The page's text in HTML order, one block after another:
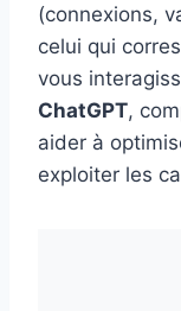
(connexions,
celui qui
vous
ChatGPT,
aider à
exploiter les